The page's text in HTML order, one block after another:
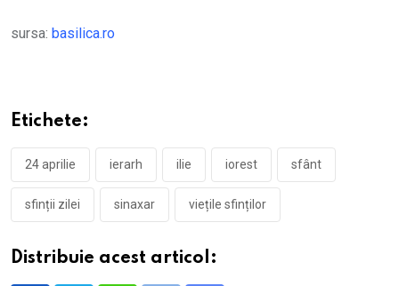
sursa: basilica.ro
Etichete:
24 aprilie ierarh ilie iorest sfânt
sfinții zilei sinaxar viețile sfinților
Distribuie acest articol: